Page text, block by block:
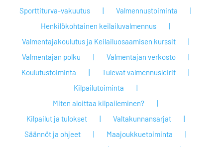
Sporttiturva-vakuutus
Valmennustoiminta
Henkilökohtainen keilailuvalmennus
Valmentajakoulutus ja Keilailuosaamisen kurssit
Valmentajan polku
Valmentajan verkosto
Koulutustoiminta
Tulevat valmennusleirit
Kilpailutoiminta
Miten aloittaa kilpaileminen?
Kilpailut ja tulokset
Valtakunnansarjat
Säännöt ja ohjeet
Maajoukkuetoiminta